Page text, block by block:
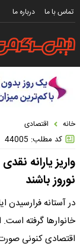
تماس با ما درباره ما
خانه اقتصادی
کد مطلب: 44005
واریز یارانه
نوروز باشند
در آستانه فرارسیدن
خانوارها گرفته
اقتصادی کنونی